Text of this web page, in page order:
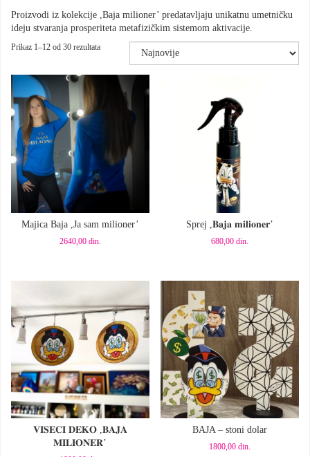
Proizvodi iz kolekcije ,Baja milioner’ predatavljaju unikatnu umetničku
ideju stvaranja prosperiteta metafizičkim sistemom aktivacije.
Prikaz 1–12 od 30 rezultataSortirano
Dodaj u korpu
Majica Baja ,Ja sam milioner’
2640,00 din.
Dodaj u korpu
Sprej ,𝐁𝐚𝐣𝐚 𝐦𝐢𝐥𝐢𝐨𝐧𝐞𝐫’
680,00din.
Dodaj u korpu
𝐕𝐈𝐒𝐄𝐂𝐈 𝐃𝐄𝐊𝐎 ,𝐁𝐀𝐉𝐀
𝐌𝐈𝐋𝐈𝐎𝐍𝐄𝐑’
Dodaj u korpu
BAJA – stoni dolar
1800,00din.